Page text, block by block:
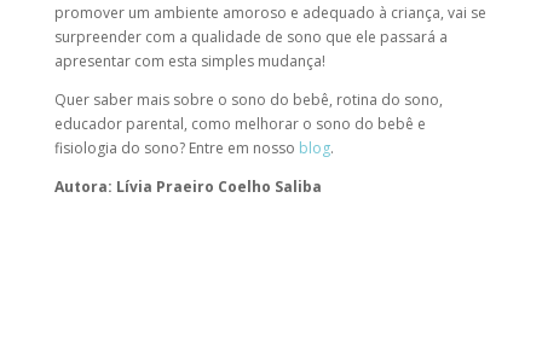
promover um ambiente amoroso e adequado à criança, vai se
surpreender com a qualidade de sono que ele passará a
apresentar com esta simples mudança!
Quer saber mais sobre o sono do bebê, rotina do sono,
educador parental, como melhorar o sono do bebê e
fisiologia do sono? Entre em nosso blog.
Autora: Lívia Praeiro Coelho Saliba